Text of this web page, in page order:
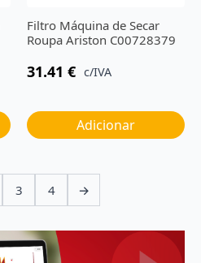
Filtro Máquina de Secar
Roupa Ariston C00728379
31.41 € c/IVA
Adicionar
3 4 →